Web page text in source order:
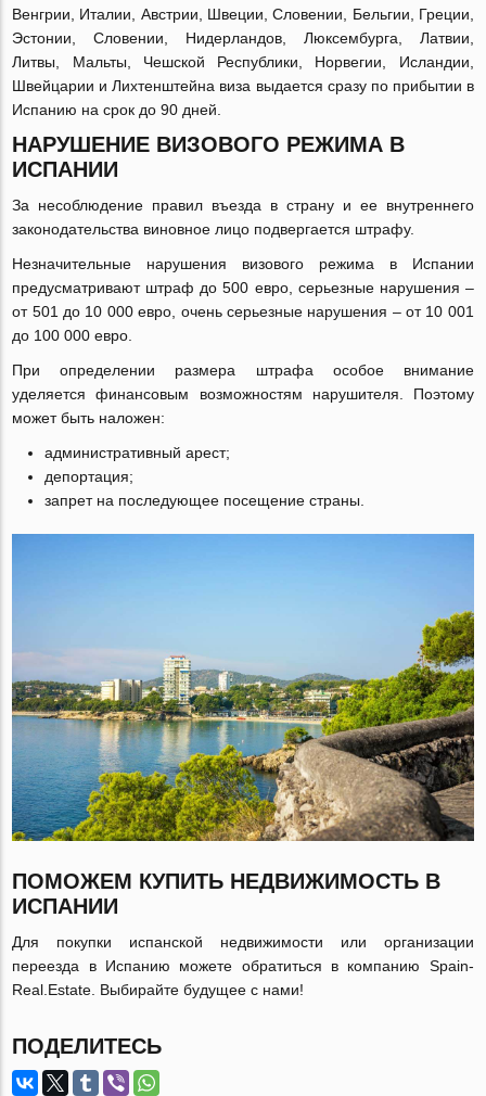
Венгрии, Италии, Австрии, Швеции, Словении, Бельгии, Греции,
Эстонии, Словении, Нидерландов, Люксембурга, Латвии,
Литвы, Мальты, Чешской Республики, Норвегии, Исландии,
Швейцарии и Лихтенштейна виза выдается сразу по прибытии в
Испанию на срок до 90 дней.
НАРУШЕНИЕ ВИЗОВОГО РЕЖИМА В
ИСПАНИИ
За несоблюдение правил въезда в страну и ее внутреннего
законодательства виновное лицо подвергается штрафу.
Незначительные нарушения визового режима в Испании
предусматривают штраф до 500 евро, серьезные нарушения ‒
от 501 до 10 000 евро, очень серьезные нарушения ‒ от 10 001
до 100 000 евро.
При определении размера штрафа особое внимание
уделяется финансовым возможностям нарушителя. Поэтому
может быть наложен:
административный арест;
депортация;
запрет на последующее посещение страны.
ПОМОЖЕМ КУПИТЬ НЕДВИЖИМОСТЬ В
ИСПАНИИ
Для покупки испанской недвижимости или организации
переезда в Испанию можете обратиться в компанию Spain-
Real.Estate. Выбирайте будущее с нами!
ПОДЕЛИТЕСЬ